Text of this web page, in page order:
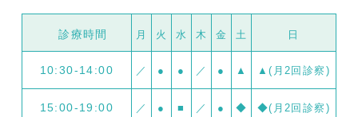
診療時間 月 火 水 木 金 土 日
10:30-14:00 ／ ● ● ／ ● ▲ ▲(月2回診察)
15:00-19:00 ／ ● ■ ／ ● ◆ ◆(月2回診察)